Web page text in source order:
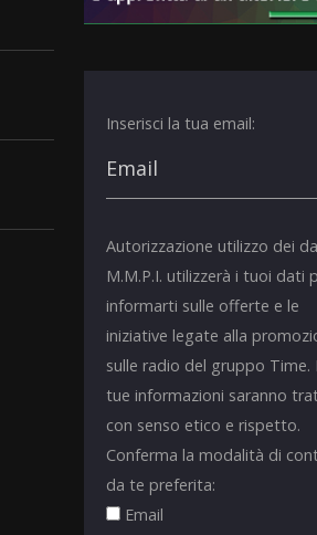
Inserisci la tua email:
Autorizzazione utilizzo dei
M.M.P.I. utilizzerà i tuoi dati
informarti sulle offerte e le
iniziative legate alla
sulle radio del gruppo Time.
tue informazioni saranno
con senso etico e rispetto.
Conferma la modalità di
da te preferita:
Email